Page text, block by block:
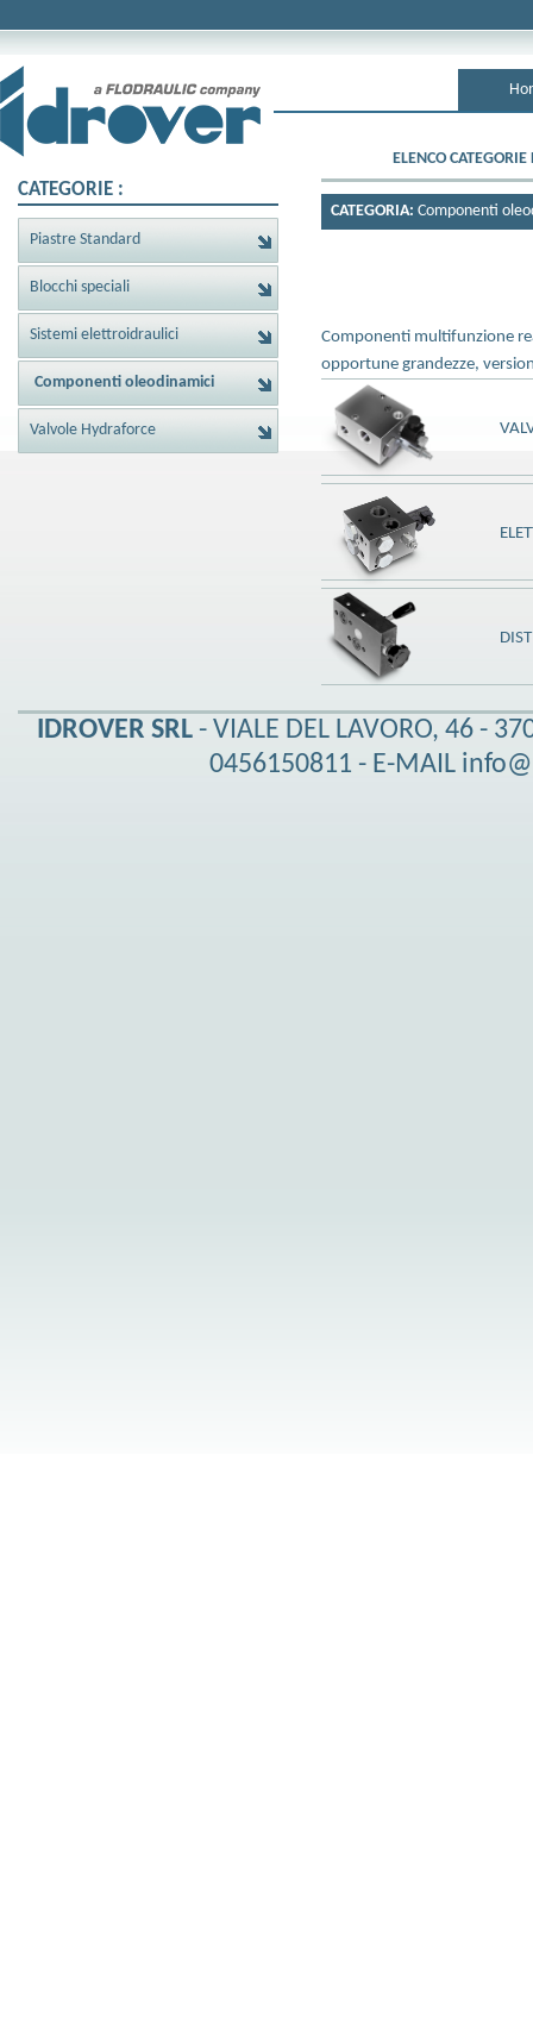
CATEGORIE :
Piastre Standard
Blocchi speciali
Sistemi elettroidraulici
Componenti oleodinamici
Valvole Hydraforce
ELENCO
CATEGORIA: Componenti
Componenti multifunzione
opportune grandezze,
IDROVER SRL - VIALE DEL LAVORO, 46 -
0456150811 - E-MAIL